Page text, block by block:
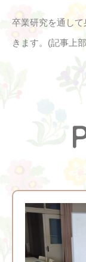
卒業研究を通し
きます。(記事上